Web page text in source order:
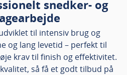
snedker- og
til intensiv brug og
og lang levetid – perfekt til
krav til finish og effektivitet.
så få et godt tilbud på